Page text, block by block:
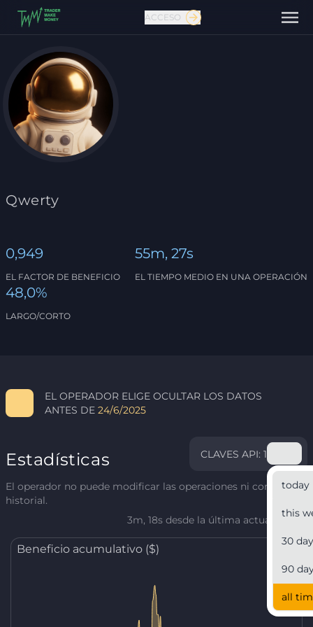
Contáctanos
ACCESO
Qwerty
0,949
EL FACTOR DE BENEFICIO
55m, 27s
EL TIEMPO MEDIO EN UNA OPERACIÓN
48,0%
LARGO/CORTO
EL OPERADOR ELIGE OCULTAR LOS DATOS
ANTES DE 24/6/2025
Estadísticas CLAVES API: 1
today
this
30
90
all
El operador no puede modificar las operaciones ni corregir el
historial.
3m, 18s desde la última actualización
Beneficio acumulativo ($)